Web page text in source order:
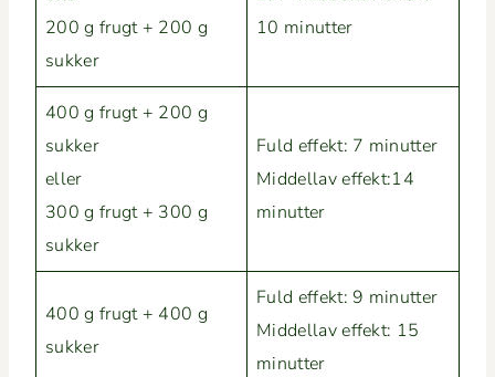
200 g frugt + 200 g
sukker
10 minutter
400 g frugt + 200 g
sukker
eller
300 g frugt + 300 g
sukker
Fuld effekt: 7 min­ut­ter
Mid­dellav effekt:14
minutter
400 g frugt + 400 g
sukker
Fuld effekt: 9 min­ut­ter
Mid­dellav effekt: 15
minutter